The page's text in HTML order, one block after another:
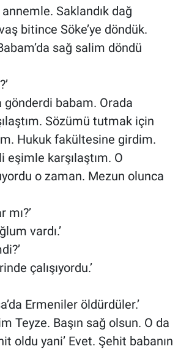
Saklandık dağ
bitince Söke’ye döndük.
sağ salim döndü
gönderdi babam. Orada
Sözümü tutmak için
Hukuk fakültesine girdim.
eşimle karşılaştım. O
o zaman. Mezun olunca
mı?’
vardı.’
çalışıyordu.’
Ermeniler öldürdüler.’
Teyze. Başın sağ olsun. O da
oldu yani’ Evet. Şehit babanın